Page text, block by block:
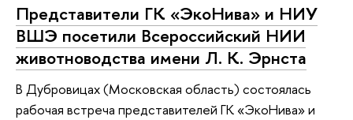
Представители ГК «ЭкоНива» и НИУ
ВШЭ посетили Всероссийский НИИ
животноводства имени Л. К. Эрнста
В Дубровицах (Московская область) состоялась
рабочая встреча представителей ГК «ЭкоНива» и